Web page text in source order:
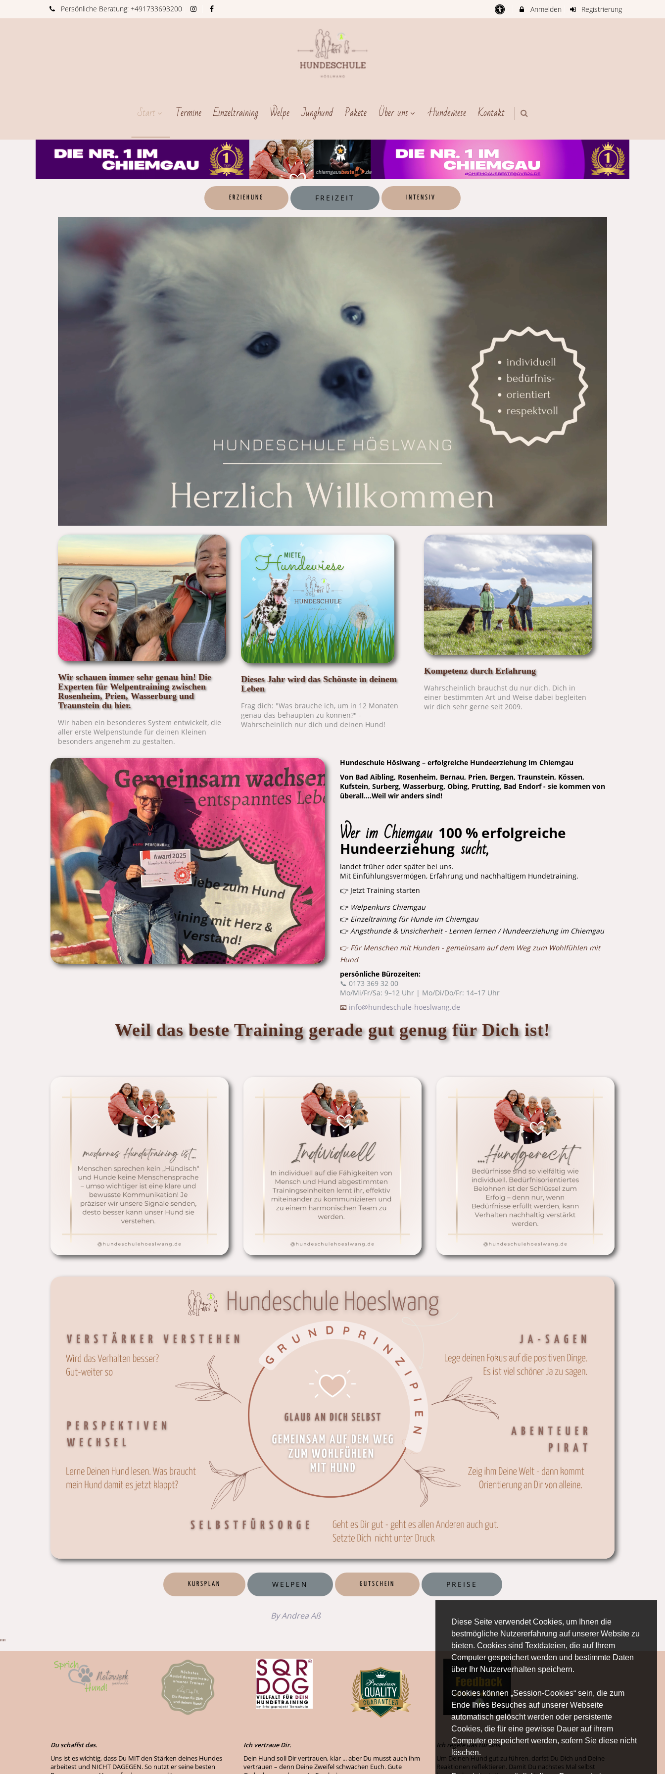
Diese Seite verwendet Cookies, um Ihnen die
bestmögliche Nutzererfahrung auf unserer Website zu
bieten. Cookies sind Textdateien, die auf Ihrem
Computer gespeichert werden und bestimmte Daten
über Ihr Nutzerverhalten speichern.
Cookies können „Session-Cookies“ sein, die zum
Ende Ihres Besuches auf unserer Webseite
automatisch gelöscht werden oder persistente
Cookies, die für eine gewisse Dauer auf ihrem
Computer gespeichert werden, sofern Sie diese nicht
löschen.
Persönliche Beratung: +491733693200 Anmelden Registrierung
Start Termine Einzeltraining Welpe Junghund Pakete Über uns Hundewiese Kontakt
ERZIEHUNG FREIZEIT INTENSIV
Wir schauen immer sehr genau hin! Die
Experten für Welpentraining zwischen
Rosenheim, Prien, Wasserburg und
Traunstein du hier.
Wir haben ein besonderes System entwickelt, die
aller erste Welpenstunde für deinen Kleinen
besonders angenehm zu gestalten.
Dieses Jahr wird das Schönste in deinem
Leben
Frag dich: "Was brauche ich, um in 12 Monaten
genau das behaupten zu können?" -
Wahrscheinlich nur dich und deinen Hund!
Kompetenz durch Erfahrung
Wahrscheinlich brauchst du nur dich. Dich in
einer bestimmten Art und Weise dabei begleiten
wir dich sehr gerne seit 2009.
Hundeschule Höslwang – erfolgreiche Hundeerziehung im Chiemgau
Von Bad Aibling, Rosenheim, Bernau, Prien, Bergen, Traunstein, Kössen,
Kufstein, Surberg, Wasserburg, Obing, Prutting, Bad Endorf - sie kommen von
überall....Weil wir anders sind!
Wer im Chiemgau 100 % erfolgreiche
Hundeerziehung sucht,
landet früher oder später bei uns.
Mit Einfühlungsvermögen, Erfahrung und nachhaltigem Hundetraining.
👉 Jetzt Training starten
👉 Welpenkurs Chiemgau
👉 Einzeltraining für Hunde im Chiemgau
👉 Angsthunde & Unsicherheit - Lernen lernen / Hundeerziehung im Chiemgau
👉 Für Menschen mit Hunden - gemeinsam auf dem Weg zum Wohlfühlen mit
Hund
persönliche Bürozeiten:
📞 0173 369 32 00
Mo/Mi/Fr/Sa: 9–12 Uhr | Mo/Di/Do/Fr: 14–17 Uhr
📧 info@hundeschule-hoeslwang.de
Weil das beste Training gerade gut genug für Dich ist!
KURSPLAN WELPEN GUTSCHEIN PREISE
By Andrea Aß
""
Du schaffst das.
Uns ist es wichtig, dass Du MIT den Stärken deines Hundes
arbeitest und NICHT DAGEGEN. So nutzt er seine besten
Ich vertraue Dir.
Dein Hund soll Dir vertrauen, klar ... aber Du musst auch ihm
vertrauen – denn Deine Zweifel schwächen Euch. Gute
Ich regele das für uns.
Um Deinen Hund gut zu führen, darfst Du Dich und Deine
Reaktionen reflektieren. Damit Du nächstes Mal selbst